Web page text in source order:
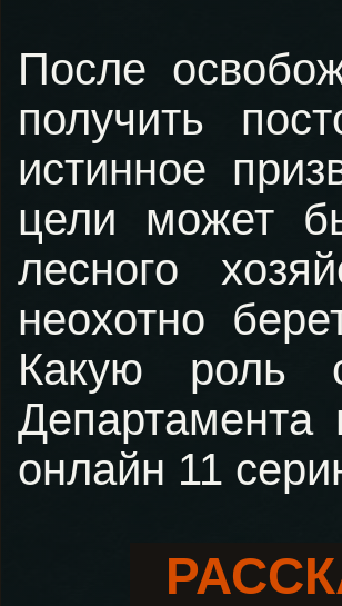
После
получить
истинное
цели может
лесного
неохотно
Какую роль
онлайн 11